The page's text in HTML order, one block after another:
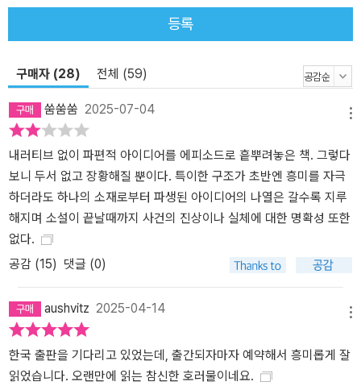
한 괴물이나 악마처럼 초자연적 세계관을 빌려오기보다 일상적 공간
을 무대로 하여 심리적 긴장감과 압박감을 유발하는 형식의 비중이
의 어느 장소에 대하여』는 저자가 화자로 직접 등장할 뿐만 아니라 실
사진을 활용한 표지 디자인, 각종 기사문과 인터뷰 녹취록 및 인터넷
게시글 등을 발췌 형식으로 수록한 본문 구성, 권말에 밀봉해 실은 취
재 자료까지 완벽하게 계산된 장치를 동원해 모큐멘터리 기법이 보여
줄 수 있는 생생한 효과를 최대한 끌어올린다. 마치 실화처럼 느껴지
게 하는 리얼리티로 주목받은 이 작품은 단행본 출간 시 이야기에 깊
이를 더하는 에피소드와 중요 장면의 묘사를 추가하는 등 적극적으로
가필해 완성도를 높였다. 그 덕에 “진화를 거듭하고 있는 일본 호러
작품의 수확”(가토 오사무, 아사히 신문 서평 위원)이라는 평가를 받
았으며, 한국판의 옮긴이 역시 “마지막 조각이 맞아떨어진 순간, 이차
원의 퍼즐로 부감하던 공포가 삼차원의 내 일상으로 불현듯 들이닥친
다”라며 극찬을 아끼지 않았다. 흔히 공포 소설은 여름에 반응이 좋다
고 한다. 하지만 세스지 작가의 등장 이후 일본에서 호러는 계절과 무
관하게 즐길 수 있는 장르로 인기를 끌고 있다. 실제 지역인 긴키 지방
등록
구매자 (28) 전체 (59)
쑴쑴쑴 2025-07-04
내러티브 없이 파편적 아이디어를 에피소드로 흩뿌려놓은 책. 그렇다
보니 두서 없고 장황해질 뿐이다. 특이한 구조가 초반엔 흥미를 자극
하더라도 하나의 소재로부터 파생된 아이디어의 나열은 갈수록 지루
해지며 소설이 끝날때까지 사건의 진상이나 실체에 대한 명확성 또한
없다.
공감 (15) 댓글 (0)
aushvitz 2025-04-14
한국 출판을 기다리고 있었는데, 출간되자마자 예약해서 흥미롭게 잘
읽었습니다. 오랜만에 읽는 참신한 호러물이네요.